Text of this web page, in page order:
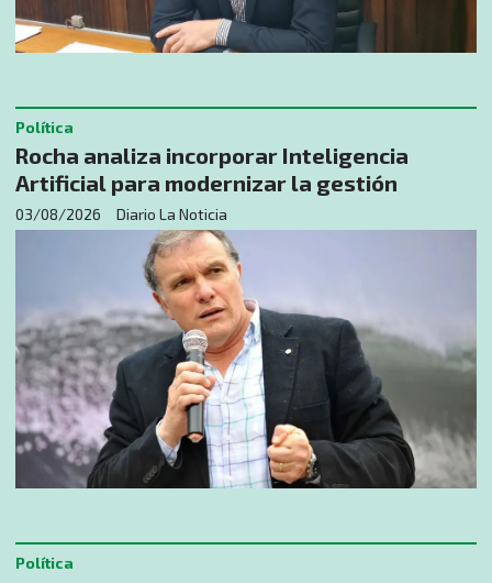
Rocha analiza incorporar Inteligencia
Artificial para modernizar la gestión
Diario La Noticia
Política
03/08/2026
Política